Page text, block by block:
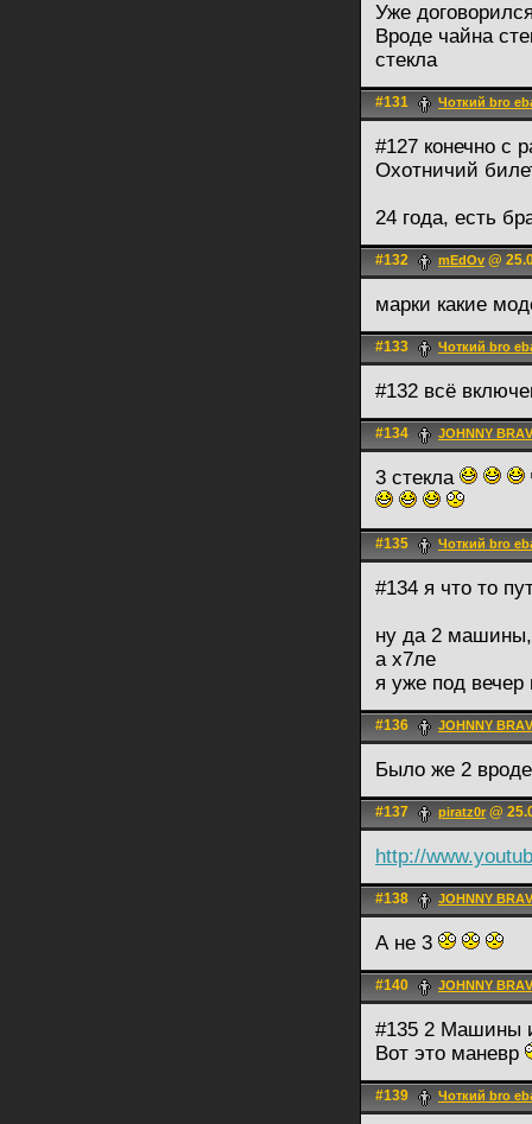
Уже
Вроде чайна
стекла
#131 Чоткий bro
#127 конечно с
Охотничий
24 года, есть
#132 mEdOv @
марки какие
#133 Чоткий bro
#132 всё
#134 JOHNNY
3 стекла
#135 Чоткий bro
#134 я что то
ну да 2
а х7ле
я уже под
#136 JOHNNY
Было же 2 вроде
#137 piratz0r @
http://
#138 JOHNNY
А не 3
#140 JOHNNY
#135 2 Машины
Вот это маневр
#139 Чоткий bro